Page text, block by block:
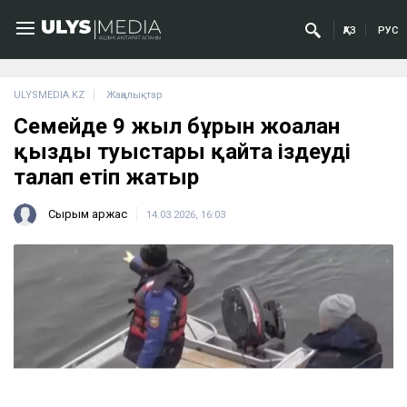
ҚАЗ РУС
ULYSMEDIA.KZ Жаңалықтар
Семейде 9 жыл бұрын жоғалған
қызды туыстары қайта іздеуді
талап етіп жатыр
Сырым Қаржас 14.03.2026, 16:03